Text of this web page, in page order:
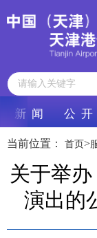
新 闻 公 开
当前位置： 首页>
关于举
演出的